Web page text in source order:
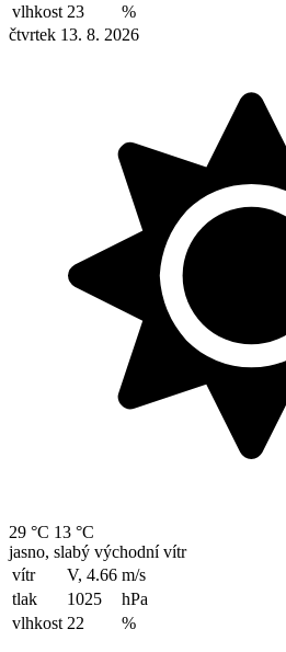
vlhkost 23
%
čtvrtek 13. 8. 2026
29 °C 13 °C
jasno, slabý východní vítr
vítr
V, 4.66 m/s
tlak
1025
hPa
vlhkost 22 %